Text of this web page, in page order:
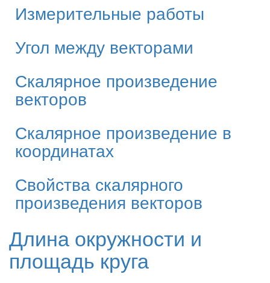
Измерительные работы
Угол между векторами
Скалярное произведение
векторов
Скалярное произведение в
координатах
Свойства скалярного
произведения векторов
Длина окружности и
площадь круга